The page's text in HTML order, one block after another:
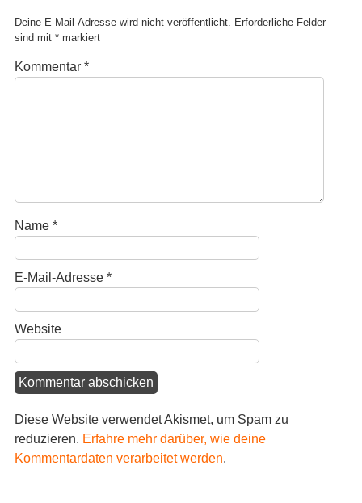
Deine E-Mail-Adresse wird nicht veröffentlicht. Erforderliche Felder
sind mit *markiert
Kommentar *
Name *
E-Mail-Adresse *
Website
Diese Website verwendet Akismet, um Spam zu
reduzieren. Erfahre mehr darüber, wie deine
Kommentardaten verarbeitet werden.